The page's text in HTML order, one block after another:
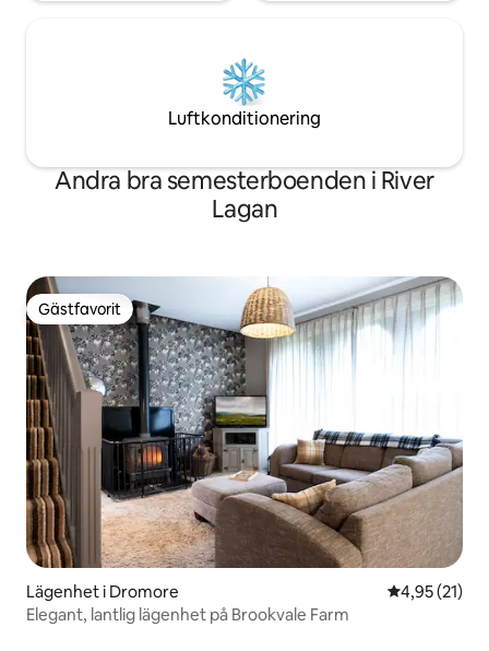
Luftkonditionering
Andra bra semesterboenden i River
Lagan
Gästfavorit
Gästfavorit
Lägenhet i Dromore 4,95 av 5 i
4,95 (21)
Elegant, lantlig lägenhet på Brookvale Farm